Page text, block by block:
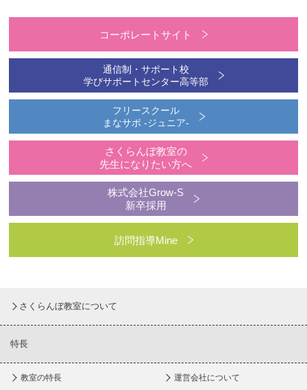
コーポレートサイト
通信制・サポート校
学びサポートセンター高等部
フリースクール
まなサポ -ジュニア-
さくらんぼ教室の
先生になりたい方へ
株式会社Grow-S
新卒採用
訪問指導Mine
さくらんぼ教室について
特長
教室の特長 運営会社について